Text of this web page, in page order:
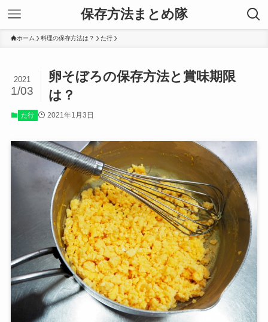
保存方法まとめ隊
ホーム 料理の保存方法は？ た行
卵そぼろの保存方法と賞味期限
は？
2021
1/03
た行 2021年1月3日